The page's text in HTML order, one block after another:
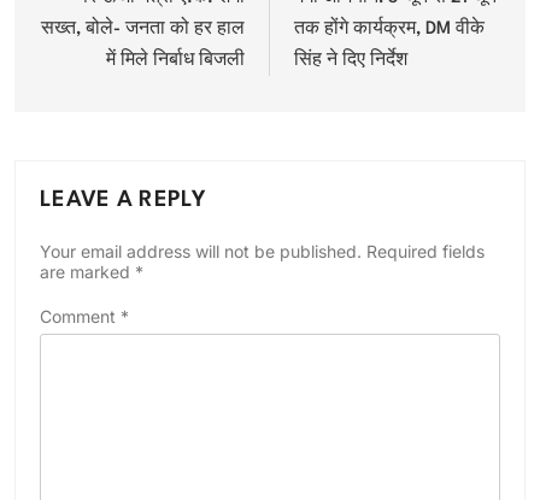
सख्त, बोले- जनता को हर हाल
में मिले निर्बाध बिजली
तक होंगे कार्यक्रम, DM वीके
सिंह ने दिए निर्देश
LEAVE A REPLY
Your email address will not be published. Required fields
are marked *
Comment *